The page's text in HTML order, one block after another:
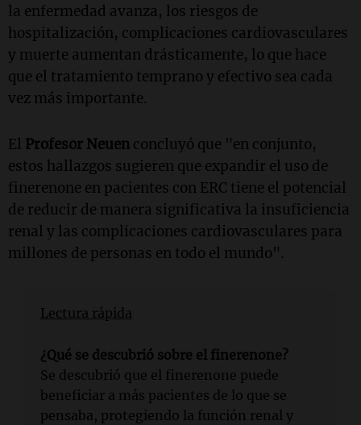
la enfermedad avanza, los riesgos de
hospitalización, complicaciones cardiovasculares
y muerte aumentan drásticamente, lo que hace
que el tratamiento temprano y efectivo sea cada
vez más importante.
El Profesor Neuen concluyó que "en conjunto,
estos hallazgos sugieren que expandir el uso de
finerenone en pacientes con ERC tiene el potencial
de reducir de manera significativa la insuficiencia
renal y las complicaciones cardiovasculares para
millones de personas en todo el mundo".
Lectura rápida
¿Qué se descubrió sobre el finerenone?
Se descubrió que el finerenone puede
beneficiar a más pacientes de lo que se
pensaba, protegiendo la función renal y